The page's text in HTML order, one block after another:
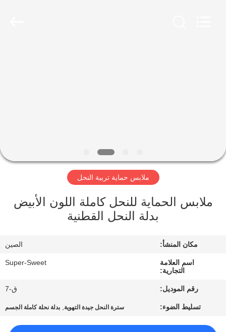
عنا
في
مراقبة
الجودة
ملابس حماية تربية النحل
ملابس الحماية للنحل كاملة اللون الأبيض
بدلة النحل القطنية
مكان المنشأ: الصين
اسم العلامة
التجارية:
Super-Sweet
رقم الموديل: ق-7
تسليط الضوء: سترة النحل جيدة التهوية, بدلة نحلة كاملة الجسم